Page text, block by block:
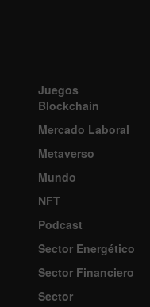
Juegos
Blockchain
Mercado Laboral
Metaverso
Mundo
NFT
Podcast
Sector Energético
Sector Financiero
Sector